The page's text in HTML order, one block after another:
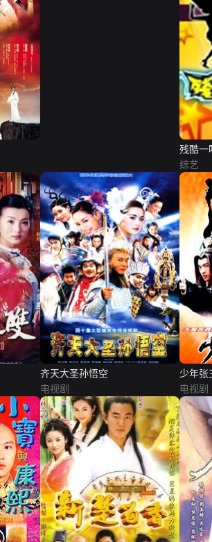
残酷一
综艺
齐天大圣孙悟空
电视剧
少年张
电视剧